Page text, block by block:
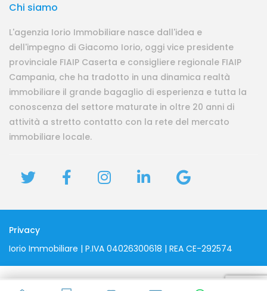
Chi siamo
L'agenzia Iorio Immobiliare nasce dall'idea e
dell'impegno di Giacomo Iorio, oggi vice presidente
provinciale FIAIP Caserta e consigliere regionale FIAIP
Campania, che ha tradotto in una dinamica realtà
immobiliare il grande bagaglio di esperienza e tutta la
conoscenza del settore maturate in oltre 20 anni di
attività a stretto contatto con la rete del mercato
immobiliare locale.
Privacy
Iorio Immobiliare | P.IVA 04026300618 | REA CE-292574